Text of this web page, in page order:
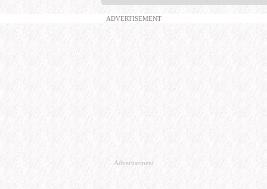
ADVERTISEMENT
Advertisement